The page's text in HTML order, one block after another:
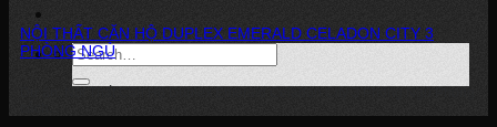
NỘI THẤT CĂN HỘ DUPLEX EMERALD CELADON CITY 3
PHÒNG NGỦ